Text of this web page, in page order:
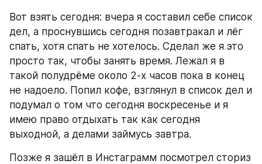
Вот взять сегодня: вчера я составил себе список
дел, а проснувшись сегодня позавтракал и лёг
спать, хотя спать не хотелось. Сделал же я это
просто так, чтобы занять время. Лежал я в
такой полудрёме около 2-х часов пока в конец
не надоело. Попил кофе, взглянул в список дел и
подумал о том что сегодня воскресенье и я
имею право отдыхать так как сегодня
выходной, а делами займусь завтра.
Позже я зашёл в Инстаграмм посмотрел сториз